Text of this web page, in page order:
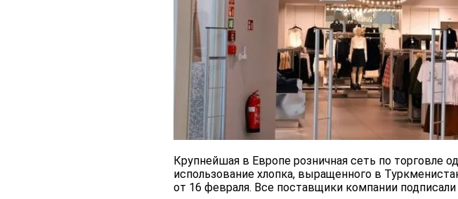
Крупнейшая в Европе розничная сеть по торговле
использование хлопка, выращенного в
от 16 февраля. Все поставщики компании подписали